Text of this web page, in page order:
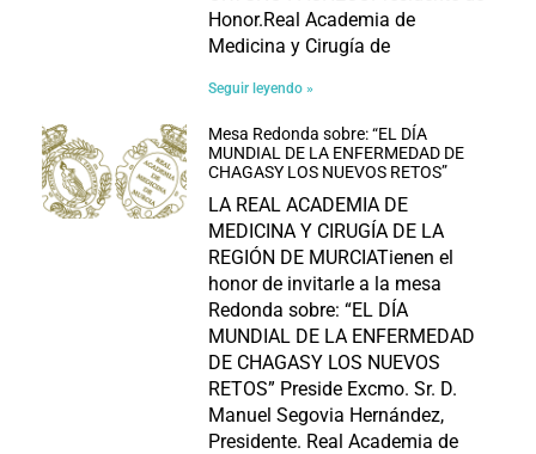
Honor.Real Academia de
Medicina y Cirugía de
Seguir leyendo »
Mesa Redonda sobre: “EL DÍA
MUNDIAL DE LA ENFERMEDAD DE
CHAGASY LOS NUEVOS RETOS”
LA REAL ACADEMIA DE
MEDICINA Y CIRUGÍA DE LA
REGIÓN DE MURCIATienen el
honor de invitarle a la mesa
Redonda sobre: “EL DÍA
MUNDIAL DE LA ENFERMEDAD
DE CHAGASY LOS NUEVOS
RETOS” Preside Excmo. Sr. D.
Manuel Segovia Hernández,
Presidente. Real Academia de